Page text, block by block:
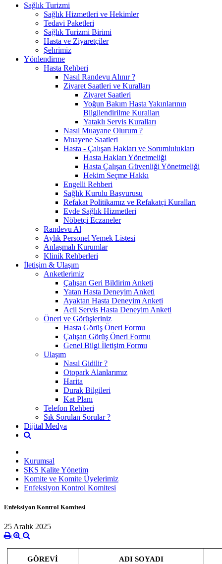
Sağlık Turizmi
Sağlık Hizmetleri ve Hekimler
Tedavi Paketleri
Sağlık Turizmi Birimi
Hasta ve Ziyaretçiler
Şehrimiz
Yönlendirme
Hasta Rehberi
Nasıl Randevu Alınır ?
Ziyaret Saatleri ve Kuralları
Ziyaret Saatleri
Yoğun Bakım Hasta Yakınlarının
Bilgilendirilme Kuralları
Yataklı Servis Kuralları
Nasıl Muayane Olurum ?
Muayene Saatleri
Hasta - Çalışan Hakları ve Sorumlulukları
Hasta Hakları Yönetmeliği
Hasta Çalışan Güvenliği Yönetmeliği
Hekim Seçme Hakkı
Engelli Rehberi
Sağlık Kurulu Başvurusu
Refakat Politikamız ve Refakatçi Kuralları
Evde Sağlık Hizmetleri
Nöbetçi Eczaneler
Randevu Al
Aylık Personel Yemek Listesi
Anlaşmalı Kurumlar
Klinik Rehberleri
İletişim & Ulaşım
Anketlerimiz
Çalışan Geri Bildirim Anketi
Yatan Hasta Deneyim Anketi
Ayaktan Hasta Deneyim Anketi
Acil Servis Hasta Deneyim Anketi
Öneri ve Görüşleriniz
Hasta Görüş Öneri Formu
Çalışan Görüş Öneri Formu
Genel Bilgi İletişim Formu
Ulaşım
Nasıl Gidilir ?
Otopark Alanlarımız
Harita
Durak Bilgileri
Kat Planı
Telefon Rehberi
Sık Sorulan Sorular ?
Dijital Medya
Kurumsal
SKS Kalite Yönetim
Komite ve Komite Üyelerimiz
Enfeksiyon Kontrol Komitesi
Enfeksiyon Kontrol Komitesi
25 Aralık 2025
GÖREVİ ADI SOYADI